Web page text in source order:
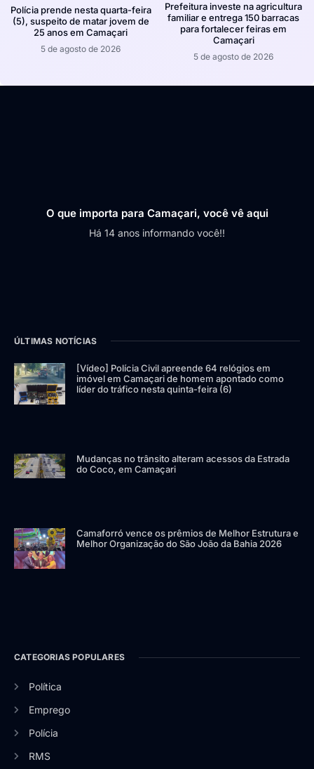
Polícia prende nesta quarta-feira
(5), suspeito de matar jovem de
25 anos em Camaçari
5 de agosto de 2026
Prefeitura investe na agricultura
familiar e entrega 150 barracas
para fortalecer feiras em
Camaçari
5 de agosto de 2026
O que importa para Camaçari, você vê aqui
Há 14 anos informando você!!
ÚLTIMAS NOTÍCIAS
[Vídeo] Polícia Civil apreende 64 relógios em
imóvel em Camaçari de homem apontado como
líder do tráfico nesta quinta-feira (6)
Mudanças no trânsito alteram acessos da Estrada
do Coco, em Camaçari
Camaforró vence os prêmios de Melhor Estrutura e
Melhor Organização do São João da Bahia 2026
CATEGORIAS POPULARES
Política
Emprego
Polícia
RMS